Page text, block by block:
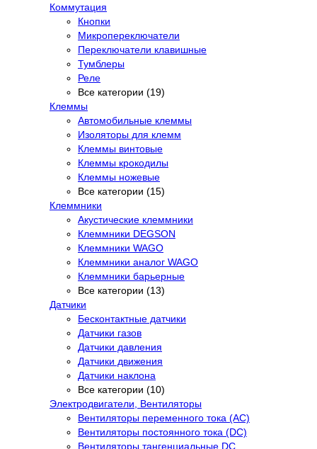
Коммутация
Кнопки
Микропереключатели
Переключатели клавишные
Тумблеры
Реле
Все категории (19)
Клеммы
Автомобильные клеммы
Изоляторы для клемм
Клеммы винтовые
Клеммы крокодилы
Клеммы ножевые
Все категории (15)
Клеммники
Акустические клеммники
Клеммники DEGSON
Клеммники WAGO
Клеммники аналог WAGO
Клеммники барьерные
Все категории (13)
Датчики
Бесконтактные датчики
Датчики газов
Датчики давления
Датчики движения
Датчики наклона
Все категории (10)
Электродвигатели, Вентиляторы
Вентиляторы переменного тока (AC)
Вентиляторы постоянного тока (DC)
Вентиляторы тангенциальные DC